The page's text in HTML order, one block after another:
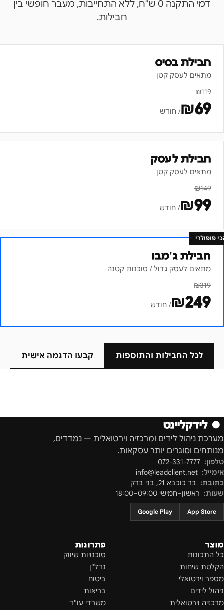
דמי התקנה 0 ש"ח, ללא התחייבות, מעבר חופשי בין
חבילות.
חבילת בסיס
מתאים לעסק קטן
₪119
₪69 / חודש
חבילת לעסק
מתאים לעסק קטן
₪149
₪99 / חודש
פופולרי
חבילת ג׳מבו
מתאים לעסק גדול / סוכנות קטנה
₪319
₪249 / חודש
לכל החבילות והתוספות קבעו הדגמה אישית
● לידקליינט
מערכת ניהול לידים ומרכזיה וירטואלית — נמדדים,
מנותחים וסוגרים יותר עסקאות.
טלפון: 072-331-7777
אימייל: info@leadclient.net
כתובת: בר כוכבא 21 , בני ברק
שעות: ראשון–חמישי 09:00–18:00
App Store
Google Play
מוצר
כל התכונות
הקלטת שיחות
מספר וירטואלי
ניהול לידים
מרכזיה וירטואלית
פתרונות
סוכנויות שיווק
נדל"ן
ביטוח
בריאות
משרדי עו"ד